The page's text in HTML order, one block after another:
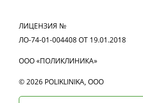
ЛИЦЕНЗИЯ №
ЛО-74-01-004408 ОТ 19.01.2018
ООО «ПОЛИКЛИНИКА»
© 2026 POLIKLINIKA, OOO